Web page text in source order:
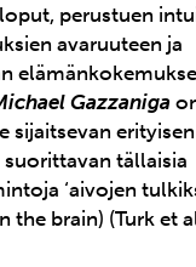
perustuen
avaruuteen ja
Gazzaniga
sijaitsevan
tällaisia
‘aivojen
the brain) (Turk et